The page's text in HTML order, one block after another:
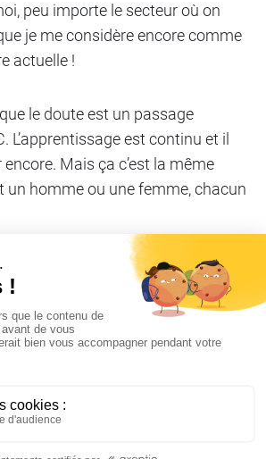
peu importe le secteur où on
je me considère encore comme
actuelle !
le doute est un passage
L’apprentissage est continu et il
encore. Mais ça c’est la même
un homme ou une femme, chacun
Copier le lien